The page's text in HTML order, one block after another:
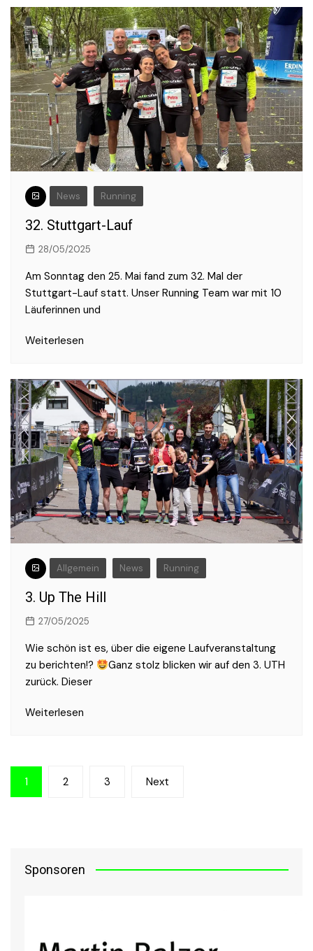
News Running
32. Stuttgart-Lauf
28/05/2025
Am Sonntag den 25. Mai fand zum 32. Mal der
Stuttgart-Lauf statt. Unser Running Team war mit 10
Läuferinnen und
Weiterlesen
Allgemein News Running
3. Up The Hill
27/05/2025
Wie schön ist es, über die eigene Laufveranstaltung
zu berichten!?
Ganz stolz blicken wir auf den 3. UTH
zurück. Dieser
Weiterlesen
Seitennummerierung
der
1 2 3 Next
Sponsoren